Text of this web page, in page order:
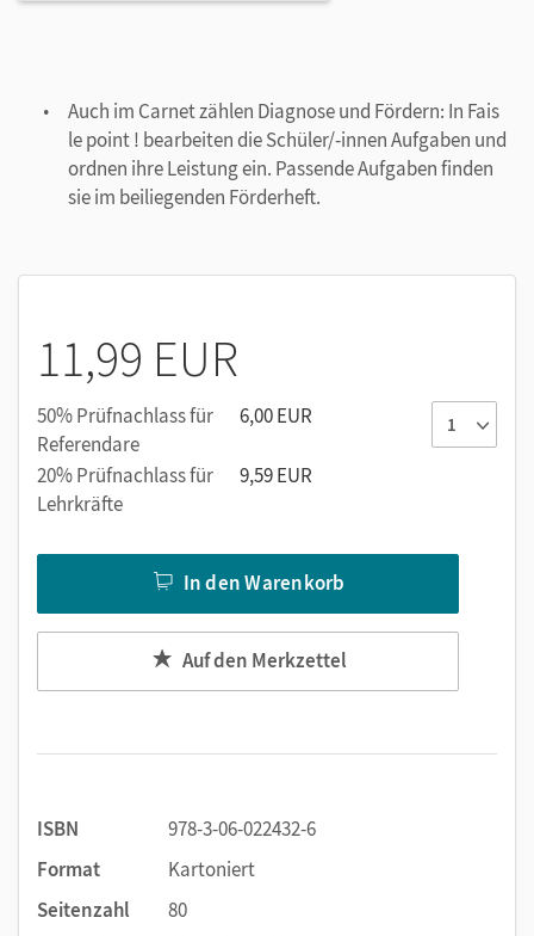
Auch im Carnet zählen Diagnose und Fördern: In Fais
le point ! bearbeiten die Schüler/-innen Aufgaben und
ordnen ihre Leistung ein. Passende Aufgaben finden
sie im beiliegenden Förderheft.
11,99 EUR
50% Prüfnachlass für
Referendare
6,00 EUR
20% Prüfnachlass für
Lehrkräfte
9,59 EUR
In den Warenkorb
Auf den Merkzettel
ISBN
978-3-06-022432-6
Format
Kartoniert
Seitenzahl
80